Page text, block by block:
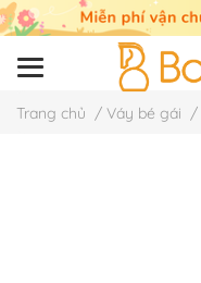
Trang chủ / Váy bé gái /